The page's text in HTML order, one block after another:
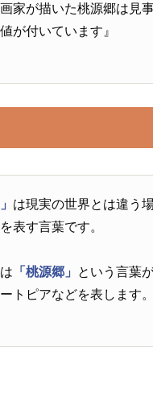
画家が描いた桃源郷は見
が付いています』
は現実の世界とは違う
表す言葉です。
は 「桃源郷」 という言葉
トピアなどを表します。